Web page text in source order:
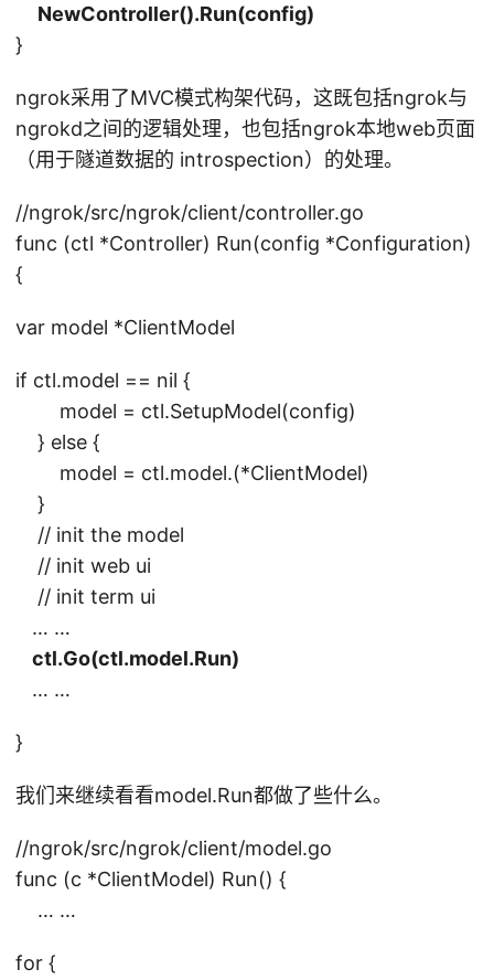
NewController().Run(config)
}
ngrok采用了MVC模式构架代码，这既包括ngrok与
ngrokd之间的逻辑处理，也包括ngrok本地web页面
（用于隧道数据的 introspection）的处理。
//ngrok/src/ngrok/client/controller.go
func (ctl *Controller) Run(config *Configuration)
{
var model *ClientModel
if ctl.model == nil {
model = ctl.SetupModel(config)
} else {
model = ctl.model.(*ClientModel)
}
// init the model
// init web ui
// init term ui
… …
ctl.Go(ctl.model.Run)
… …
}
我们来继续看看model.Run都做了些什么。
//ngrok/src/ngrok/client/model.go
func (c *ClientModel) Run() {
… …
for {